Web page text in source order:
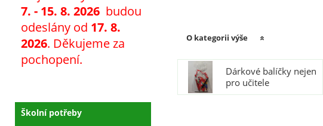
O kategorii výše
Dárkové balíčky nejen
pro učitele
7. - 15. 8. 2026 budou
odeslány od 17. 8.
2026. Děkujeme za
pochopení.
Školní potřeby